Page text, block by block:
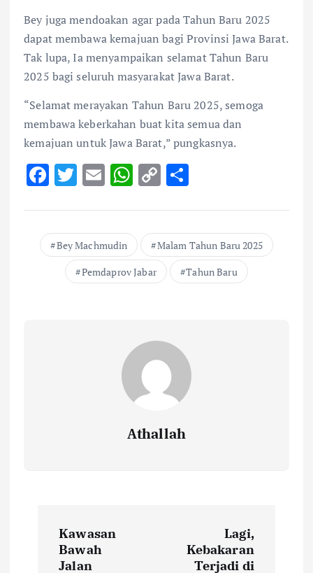
Bey juga mendoakan agar pada Tahun Baru 2025
dapat membawa kemajuan bagi Provinsi Jawa Barat.
Tak lupa, Ia menyampaikan selamat Tahun Baru
2025 bagi seluruh masyarakat Jawa Barat.
“Selamat merayakan Tahun Baru 2025, semoga
membawa keberkahan buat kita semua dan
kemajuan untuk Jawa Barat,” pungkasnya.
F
e
b
o
T
it
te
r
E
ai
l
W
at
s
A
p
C
p
y
Li
n
ar
e
Bey Machmudin
Malam Tahun Baru 2025
Pemdaprov Jabar
Tahun Baru
Athallah
Kawasan
Bawah
Jalan
Lagi,
Kebakaran
Terjadi di